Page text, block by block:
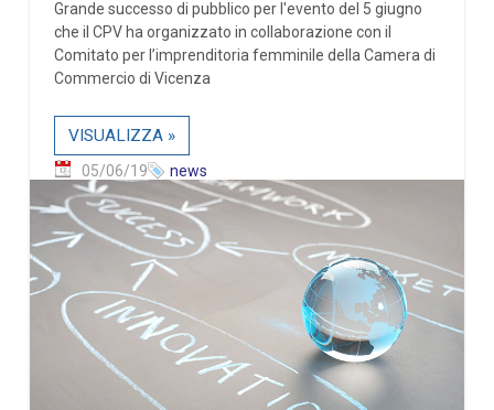
Grande successo di pubblico per l'evento del 5 giugno
che il CPV ha organizzato in collaborazione con il
Comitato per l’imprenditoria femminile della Camera di
Commercio di Vicenza
VISUALIZZA »
05/06/19 news